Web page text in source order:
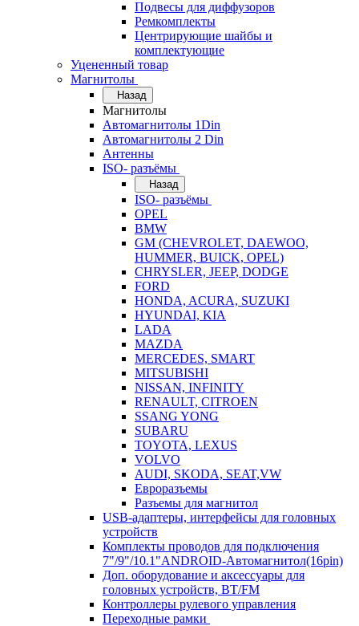
Подвесы для диффузоров
Ремкомплекты
Центрирующие шайбы и
комплектующие
Уцененный товар
Магнитолы
Назад
Магнитолы
Автомагнитолы 1Din
Автомагнитолы 2 Din
Антенны
ISO- разъёмы
Назад
ISO- разъёмы
OPEL
BMW
GM (CHEVROLET, DAEWOO,
HUMMER, BUICK, OPEL)
CHRYSLER, JEEP, DODGE
FORD
HONDA, ACURA, SUZUKI
HYUNDAI, KIA
LADA
MAZDA
MERCEDES, SMART
MITSUBISHI
NISSAN, INFINITY
RENAULT, CITROEN
SSANG YONG
SUBARU
TOYOTA, LEXUS
VOLVO
AUDI, SKODA, SEAT,VW
Евроразъемы
Разъемы для магнитол
USB-адаптеры, интерфейсы для головных
устройств
Комплекты проводов для подключения
7"/9"/10.1"ANDROID-Автомагнитол(16pin)
Доп. оборудование и аксессуары для
головных устройств, BT/FM
Контроллеры рулевого управления
Переходные рамки